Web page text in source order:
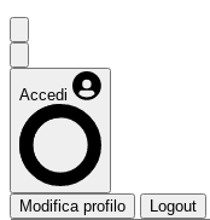
Accedi
Modifica profilo Logout